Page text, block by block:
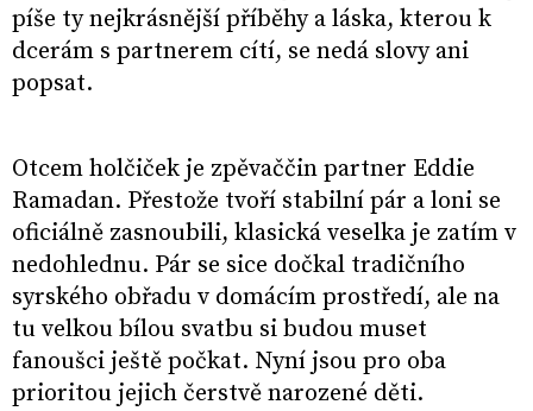
píše ty nejkrásnější příběhy a láska, kterou k
dcerám s partnerem cítí, se nedá slovy ani
popsat.
Otcem holčiček je zpěvaččin partner Eddie
Ramadan. Přestože tvoří stabilní pár a loni se
oficiálně zasnoubili, klasická veselka je zatím v
nedohlednu. Pár se sice dočkal tradičního
syrského obřadu v domácím prostředí, ale na
tu velkou bílou svatbu si budou muset
fanoušci ještě počkat. Nyní jsou pro oba
prioritou jejich čerstvě narozené děti.